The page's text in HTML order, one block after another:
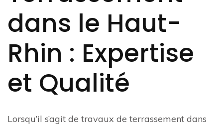
dans le Haut-
Rhin : Expertise
et Qualité
Lorsqu’il s’agit de travaux de terrassement dans